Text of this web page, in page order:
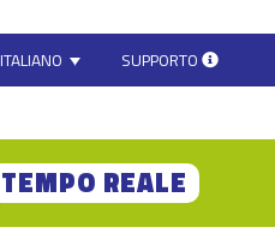
ITALIANO SUPPORTO
TEMPO REALE